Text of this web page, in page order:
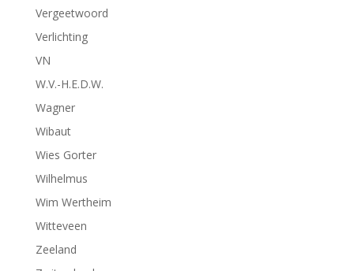
Vergeetwoord
Verlichting
VN
W.V.-H.E.D.W.
Wagner
Wibaut
Wies Gorter
Wilhelmus
Wim Wertheim
Witteveen
Zeeland